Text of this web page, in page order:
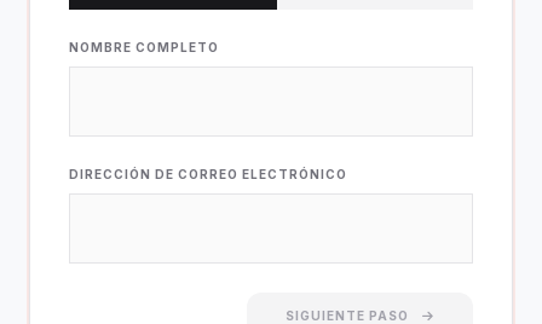
NOMBRE COMPLETO
DIRECCIÓN DE CORREO ELECTRÓNICO
SIGUIENTE PASO